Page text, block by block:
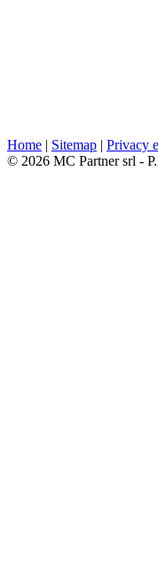
Home | Sitemap | Privacy
© 2026 MC Partner srl -